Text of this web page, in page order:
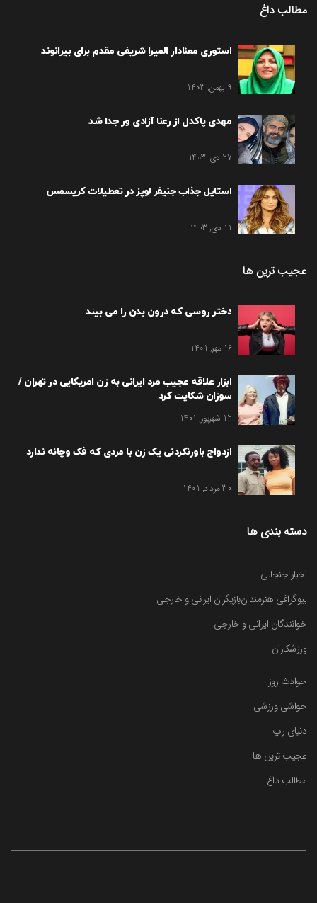
مطالب داغ
استوری معنادار المیرا شریفی مقدم برای بیرانوند
9 بهمن, 1403
مهدی پاکدل از رعنا آزادی ور جدا شد
27 دی, 1403
استایل جذاب جنیفر لوپز در تعطیلات کریسمس
11 دی, 1403
عجیب ترین ها
دختر روسی که درون بدن را می بیند
16 مهر, 1401
ابزار علاقه عجیب مرد ایرانی به زن امریکایی در تهران /
سوزان شکایت کرد
12 شهریور, 1401
ازدواج باورنکردنی یک زن با مردی که فک وچانه ندارد
30 مرداد, 1401
دسته بندی ها
اخبار جنجالی
بیوگرافی هنرمندانبازیگران ایرانی و خارجی
خوانندگان ایرانی و خارجی
ورزشکاران
حوادث روز
حواشی ورزشی
دنیای رپ
عجیب ترین ها
مطالب داغ